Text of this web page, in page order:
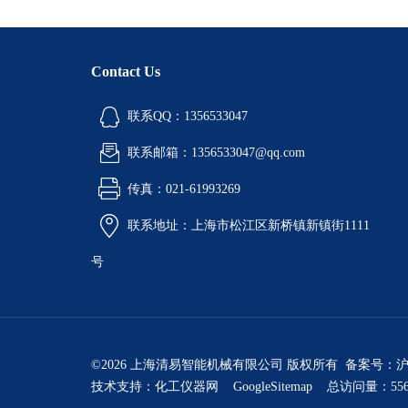
Contact Us
联系QQ：1356533047
联系邮箱：1356533047@qq.com
传真：021-61993269
联系地址：上海市松江区新桥镇新镇街1111
号
©2026 上海清易智能机械有限公司 版权所有 备案号：
技术支持： 化工仪器网 GoogleSitemap 总访问量：